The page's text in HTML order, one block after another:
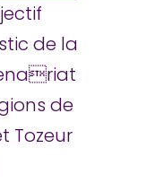
de la
de
Tozeur